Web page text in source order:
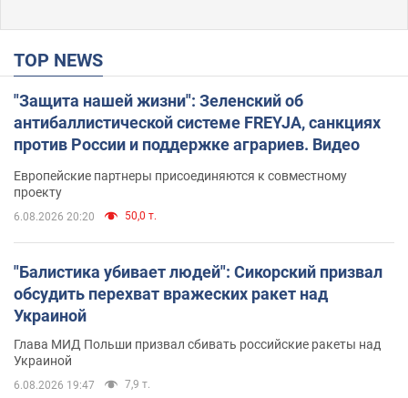
TOP NEWS
"Защита нашей жизни": Зеленский об
антибаллистической системе FREYJA, санкциях
против России и поддержке аграриев. Видео
Европейские партнеры присоединяются к совместному
проекту
6.08.2026 20:20 50,0 т.
"Балистика убивает людей": Сикорский призвал
обсудить перехват вражеских ракет над
Украиной
Глава МИД Польши призвал сбивать российские ракеты над
Украиной
6.08.2026 19:47 7,9 т.